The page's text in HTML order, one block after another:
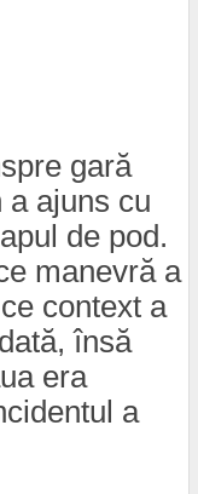
gară
a ajuns cu
de pod.
manevră a
context a
însă
era
a